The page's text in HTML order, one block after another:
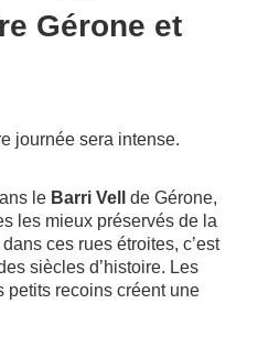
Gérone et
journée sera intense.
le Barri Vell
de Gérone,
les mieux préservés de la
ces rues étroites, c’est
siècles d’histoire. Les
petits recoins créent une